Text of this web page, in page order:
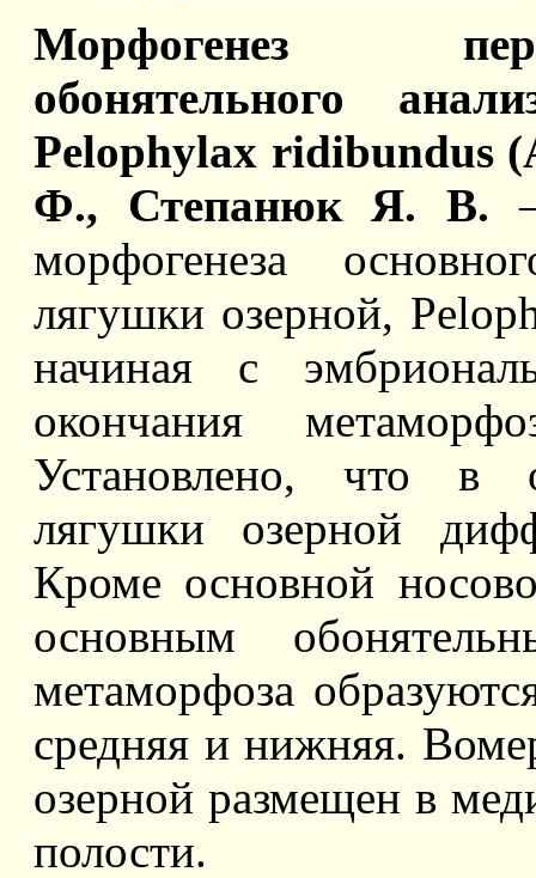
Морфогенез
обонятельного
Pelophylax ridibundus
Ф., Степанюк Я. В.
морфогенеза
лягушки озерной,
начиная с
окончания
Установлено, что в
лягушки озерной
Кроме основной
основным
метаморфоза
средняя и нижняя.
озерной размещен в
полости.